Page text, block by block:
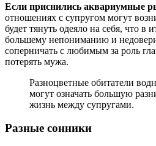
Если приснились аквариумные
отношениях с супругом могут
будет тянуть одеяло на себя, что в
большему непониманию и
соперничать с любимым за роль
потерять мужа.
Разноцветные обитатели
могут означать большую
жизнь между супругами.
Разные сонники